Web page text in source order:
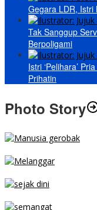
Gegara LDR, Istri
Tak Sanggup
Berpoligami
Istri ‘Pelihara’
Prihatin
Photo Story